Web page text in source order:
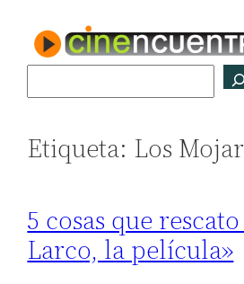
contenido
Etiqueta: Los
5 cosas que
Larco, la película»